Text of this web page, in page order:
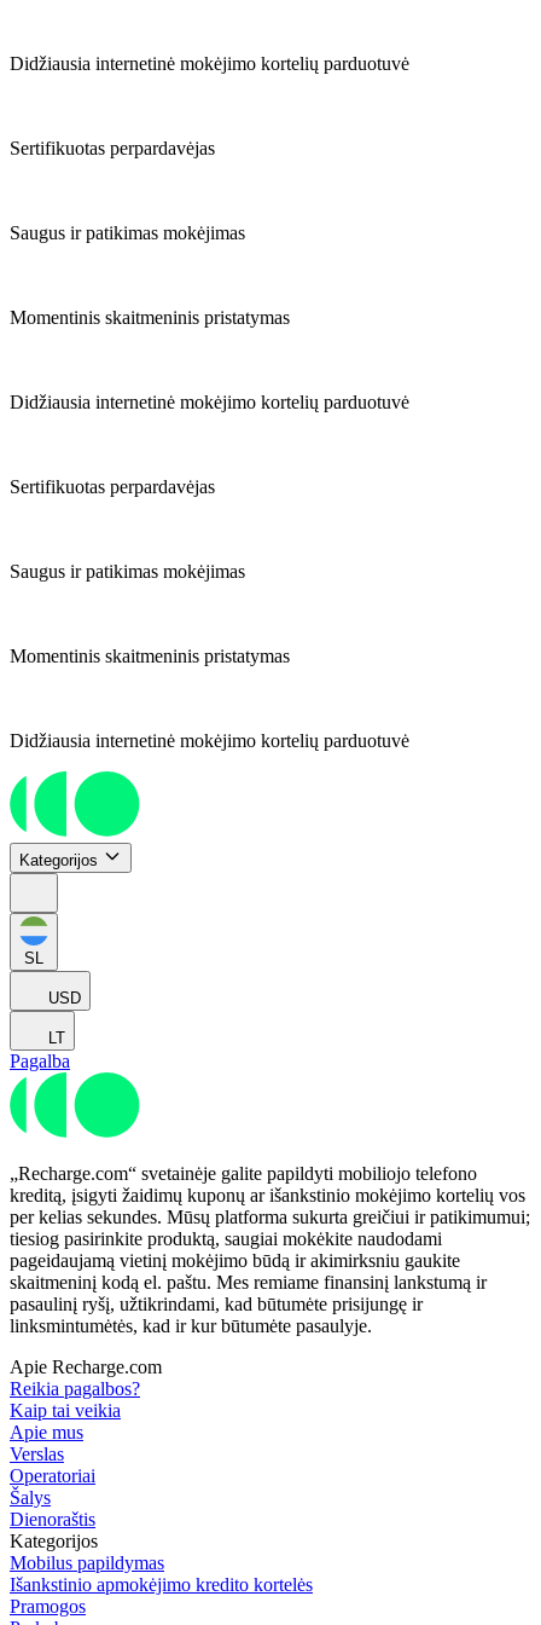
Didžiausia internetinė mokėjimo kortelių parduotuvė
Sertifikuotas perpardavėjas
Saugus ir patikimas mokėjimas
Momentinis skaitmeninis pristatymas
Didžiausia internetinė mokėjimo kortelių parduotuvė
Sertifikuotas perpardavėjas
Saugus ir patikimas mokėjimas
Momentinis skaitmeninis pristatymas
Didžiausia internetinė mokėjimo kortelių parduotuvė
Kategorijos
SL
USD
LT
Pagalba
„Recharge.com“ svetainėje galite papildyti mobiliojo telefono
kreditą, įsigyti žaidimų kuponų ar išankstinio mokėjimo kortelių vos
per kelias sekundes. Mūsų platforma sukurta greičiui ir patikimumui;
tiesiog pasirinkite produktą, saugiai mokėkite naudodami
pageidaujamą vietinį mokėjimo būdą ir akimirksniu gaukite
skaitmeninį kodą el. paštu. Mes remiame finansinį lankstumą ir
pasaulinį ryšį, užtikrindami, kad būtumėte prisijungę ir
linksmintumėtės, kad ir kur būtumėte pasaulyje.
Apie Recharge.com
Reikia pagalbos?
Kaip tai veikia
Apie mus
Verslas
Operatoriai
Šalys
Dienoraštis
Kategorijos
Mobilus papildymas
Išankstinio apmokėjimo kredito kortelės
Pramogos